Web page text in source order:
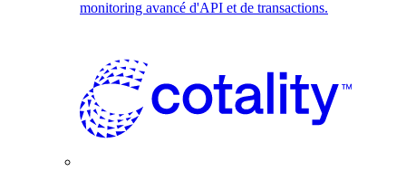
monitoring avancé d'API et de transactions.